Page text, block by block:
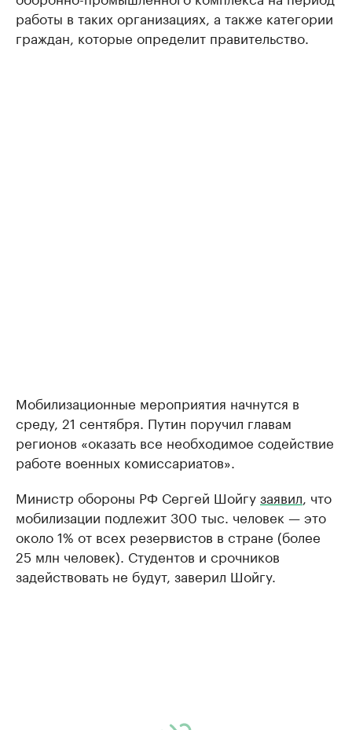
работы в таких организациях, а также категории
граждан, которые определит правительство.
Мобилизационные мероприятия начнутся в
среду, 21 сентября. Путин поручил главам
регионов «оказать все необходимое содействие
работе военных комиссариатов».
Министр обороны РФ Сергей Шойгузаявил , что
мобилизации подлежит 300 тыс. человек — это
около 1% от всех резервистов в стране (более
25 млн человек). Студентов и срочников
задействовать не будут, заверил Шойгу.